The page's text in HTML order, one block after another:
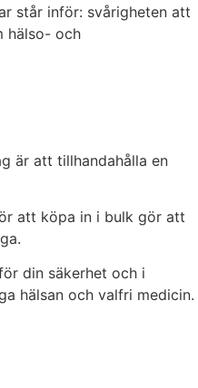
står inför: svårigheten att
hälso- och
är att tillhandahålla en
att köpa in i bulk gör att
din säkerhet och i
hälsan och valfri medicin.